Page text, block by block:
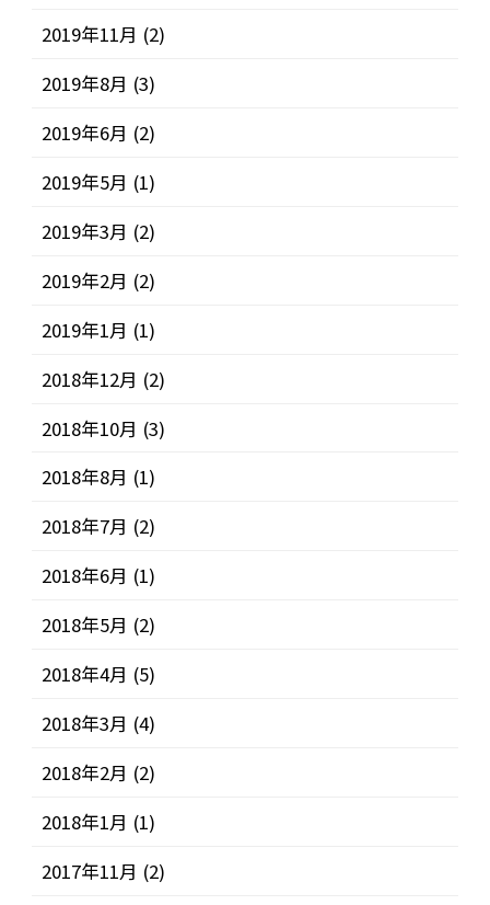
2019年11月 (2)
2019年8月 (3)
2019年6月 (2)
2019年5月 (1)
2019年3月 (2)
2019年2月 (2)
2019年1月 (1)
2018年12月 (2)
2018年10月 (3)
2018年8月 (1)
2018年7月 (2)
2018年6月 (1)
2018年5月 (2)
2018年4月 (5)
2018年3月 (4)
2018年2月 (2)
2018年1月 (1)
2017年11月 (2)